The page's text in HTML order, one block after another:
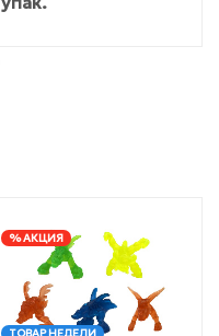
% АКЦИЯ
ТОВАР НЕДЕЛИ